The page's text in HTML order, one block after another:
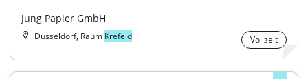
Jung Papier GmbH
Düsseldorf, Raum Krefeld Vollzeit